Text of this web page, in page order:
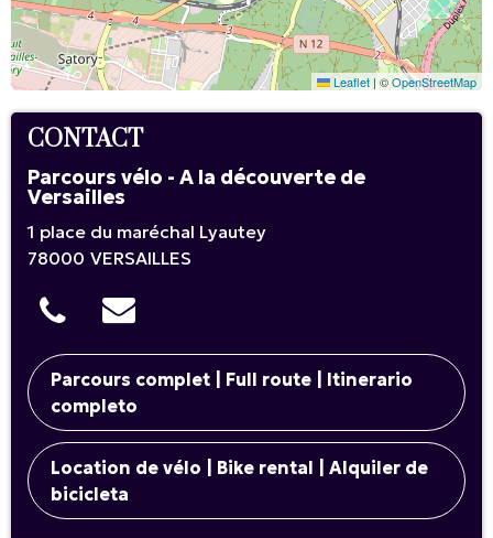
Leaflet |©OpenStreetMap
CONTACT
Parcours vélo - A la découverte de
Versailles
1 place du maréchal Lyautey
78000 VERSAILLES
Parcours complet | Full route | Itinerario
completo
Location de vélo | Bike rental | Alquiler de
bicicleta